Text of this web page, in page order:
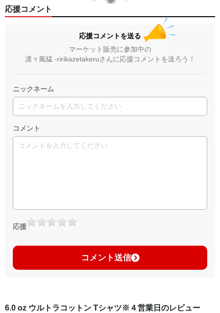
＜著者:絵本/挿画作成＞ 凛々風 猛 -リリカゼタケル
日本語版: https://amzn.asia/d/hMo8oB0
▶︎小説 [刺すように燃えるような眼差しは]
-Comics Style Version.
挿画&グッズカタログ <デザイン画集:BEST版>
＿＿＿＿＿＿＿＿＿＿＿＿＿＿＿＿＿＿＿＿＿＿
▶︎SUZURI https://suzuri.jp/ririkazetakeru
▶︎UP-T up-t.jp/creator/66b9c067ae64e
応援コメント
応援コメントを送る
マーケット販売に参加中の
凛々風猛 -ririkazetakeruさんに応援コメントを送ろう！
ニックネーム
コメント
応援
コメント送信
6.0 oz ウルトラコットン Tシャツ※４営業日のレビュー